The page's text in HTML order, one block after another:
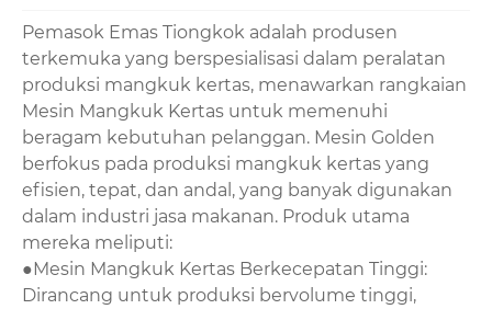
Pemasok Emas Tiongkok adalah produsen
terkemuka yang berspesialisasi dalam peralatan
produksi mangkuk kertas, menawarkan rangkaian
Mesin Mangkuk Kertas untuk memenuhi
beragam kebutuhan pelanggan. Mesin Golden
berfokus pada produksi mangkuk kertas yang
efisien, tepat, dan andal, yang banyak digunakan
dalam industri jasa makanan. Produk utama
mereka meliputi:
●Mesin Mangkuk Kertas Berkecepatan Tinggi:
Dirancang untuk produksi bervolume tinggi,